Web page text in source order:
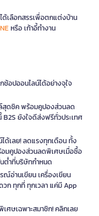
เลือกสรรเพื่อตกแต่งบ้าน
หรือ เก้าอี้ทำงาน
ช้อปออนไลน์ได้อย่างจุใจ
สุดชิค พร้อมคูปองส่วนลด
ยังใจดีส่งฟรีทั่วประเทศ
ด้เลย! ลดแรงทุกเดือน ทั้ง
มคูปองส่วนลดพิเศษเมื่อซื้อ
ต่ำที่บริษัทกำหนด
ณ์อ่านเขียน เครื่องเขียน
ก ทุกที่ ทุกเวลา แค่มี App
เศษเฉพาะสมาชิก! คลิกเลย